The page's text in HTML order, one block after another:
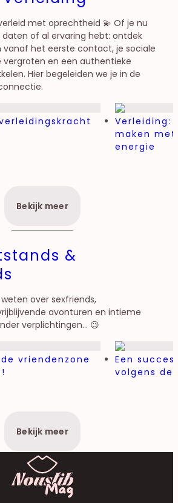
met oprechtheid 💫 Of je nu
of al ervaring hebt: ontdek
vanaf het eerste contact, je sociale
vergroten en een authentieke
Hier begeleiden we je in de
Verleiding:
maken
energie
Bekijk meer
&
over sexfriends,
avonturen en intieme
verplichtingen… 😉
vriendenzone
Een
volgens de
Bekijk meer